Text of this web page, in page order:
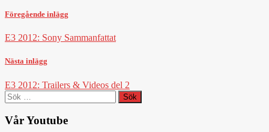
Föregående inlägg
E3 2012: Sony Sammanfattat
Nästa inlägg
E3 2012: Trailers & Videos del 2
Sök
efter:
Vår Youtube